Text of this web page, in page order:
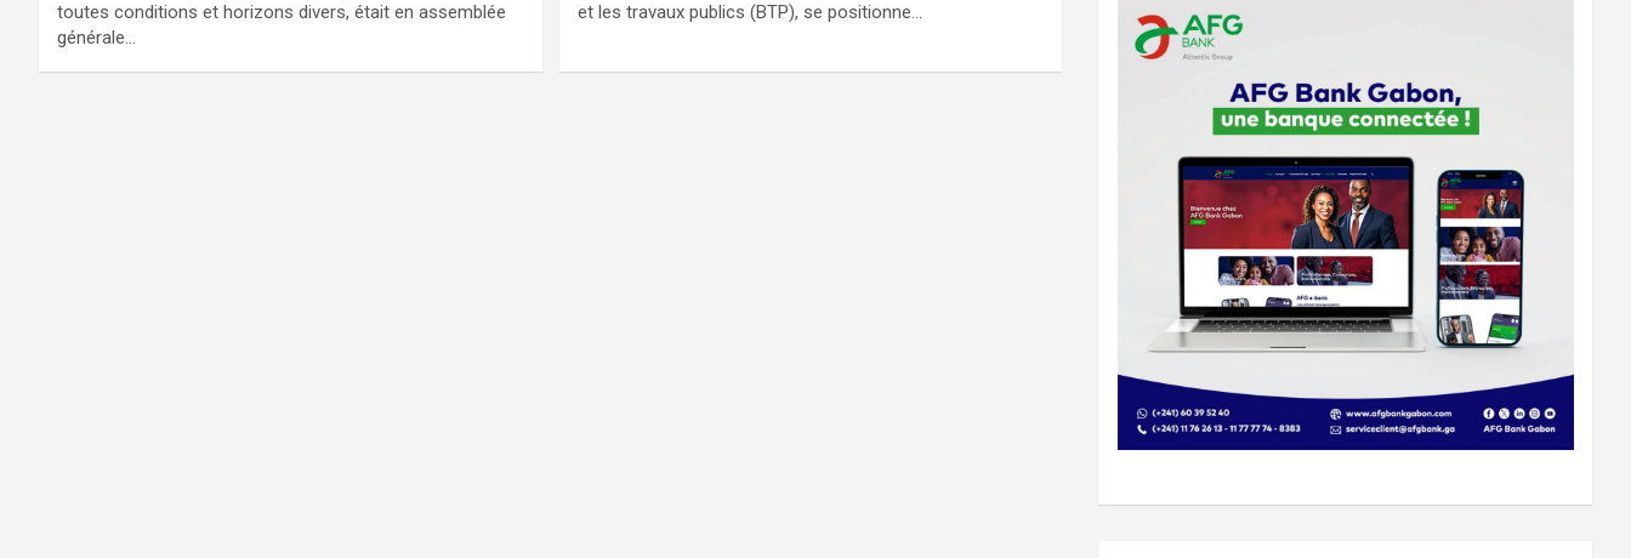
toutes conditions et horizons divers, était en assemblée
générale…
et les travaux publics (BTP), se positionne…